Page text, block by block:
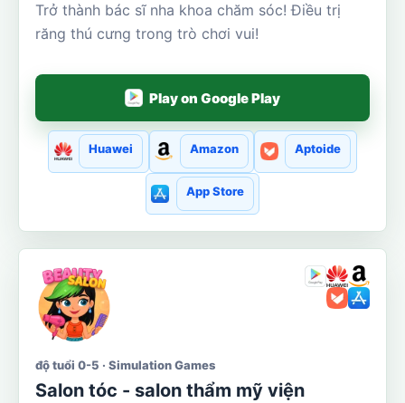
Trở thành bác sĩ nha khoa chăm sóc! Điều trị
răng thú cưng trong trò chơi vui!
Play on Google Play
Huawei Amazon Aptoide
App Store
độ tuổi 0-5 · Simulation Games
Salon tóc - salon thẩm mỹ viện